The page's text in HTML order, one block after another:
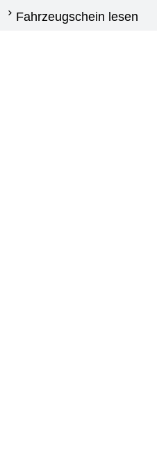
Fahrzeugschein lesen